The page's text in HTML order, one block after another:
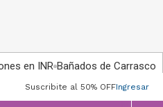
en INR Bañados de Carrasco
Suscribite al 50% OFFIngresar